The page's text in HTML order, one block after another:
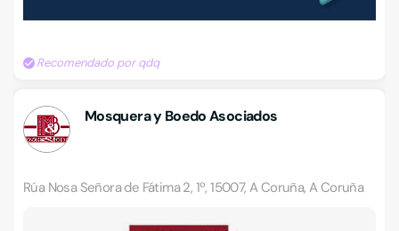
Recomendado por qdq
Mosquera y Boedo Asociados
Rúa Nosa Señora de Fátima 2, 1º, 15007, A Coruña, A Coruña